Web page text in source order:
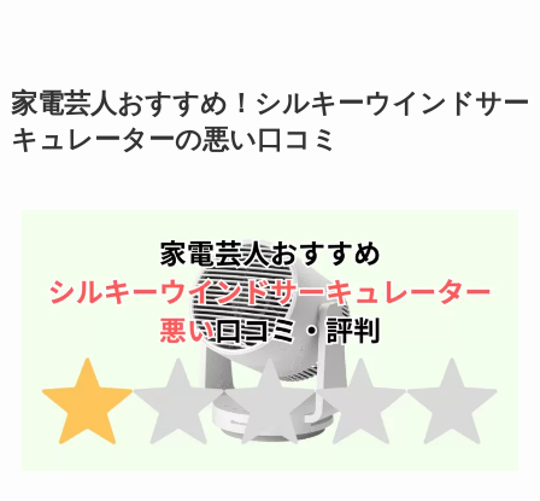
家電芸人おすすめ！シルキーウインドサー
キュレーターの悪い口コミ